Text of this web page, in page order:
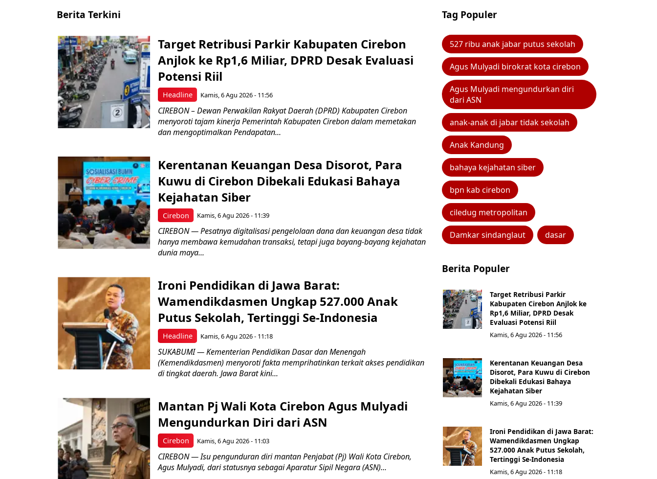
Berita Terkini
Headline
Target Retribusi Parkir Kabupaten Cirebon
Anjlok ke Rp1,6 Miliar, DPRD Desak Evaluasi
Potensi Riil
Kamis, 6 Agu 2026 - 11:56
CIREBON – Dewan Perwakilan Rakyat Daerah (DPRD) Kabupaten Cirebon
menyoroti tajam kinerja Pemerintah Kabupaten Cirebon dalam memetakan
dan mengoptimalkan Pendapatan...
Cirebon
Kerentanan Keuangan Desa Disorot, Para
Kuwu di Cirebon Dibekali Edukasi Bahaya
Kejahatan Siber
Kamis, 6 Agu 2026 - 11:39
CIREBON — Pesatnya digitalisasi pengelolaan dana dan keuangan desa tidak
hanya membawa kemudahan transaksi, tetapi juga bayang-bayang kejahatan
dunia maya...
Headline
Ironi Pendidikan di Jawa Barat:
Wamendikdasmen Ungkap 527.000 Anak
Putus Sekolah, Tertinggi Se-Indonesia
Kamis, 6 Agu 2026 - 11:18
SUKABUMI — Kementerian Pendidikan Dasar dan Menengah
(Kemendikdasmen) menyoroti fakta memprihatinkan terkait akses pendidikan
di tingkat daerah. Jawa Barat kini...
Cirebon
Mantan Pj Wali Kota Cirebon Agus Mulyadi
Mengundurkan Diri dari ASN
Kamis, 6 Agu 2026 - 11:03
CIREBON — Isu pengunduran diri mantan Penjabat (Pj) Wali Kota Cirebon,
Agus Mulyadi, dari statusnya sebagai Aparatur Sipil Negara (ASN)...
Tag Populer
527 ribu anak jabar putus sekolah
Agus Mulyadi birokrat kota cirebon
Agus Mulyadi mengundurkan diri
dari ASN
anak-anak di jabar tidak sekolah
Anak Kandung
bahaya kejahatan siber
bpn kab cirebon
ciledug metropolitan
Damkar sindanglaut dasar
Berita Populer
Target Retribusi Parkir
Kabupaten Cirebon Anjlok ke
Rp1,6 Miliar, DPRD Desak
Evaluasi Potensi Riil
Kamis, 6 Agu 2026 - 11:56
Kerentanan Keuangan Desa
Disorot, Para Kuwu di Cirebon
Dibekali Edukasi Bahaya
Kejahatan Siber
Kamis, 6 Agu 2026 - 11:39
Ironi Pendidikan di Jawa Barat:
Wamendikdasmen Ungkap
527.000 Anak Putus Sekolah,
Tertinggi Se-Indonesia
Kamis, 6 Agu 2026 - 11:18